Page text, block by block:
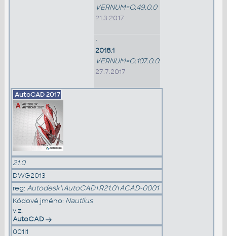
VERNUM=O.49.0.0
21.3.2017
•
2018.1
VERNUM=O.107.0.0
27.7.2017
AutoCAD2017
21.0
DWG2013
reg: Autodesk\AutoCAD\R21.0\ACAD-0001
Kódové jméno: Nautilus
viz:
AutoCAD
001I1